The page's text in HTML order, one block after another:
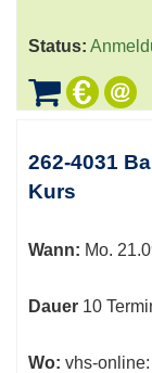
Status:
262-4031
Kurs
Wann: Mo.
Dauer 10
Wo: vhs-